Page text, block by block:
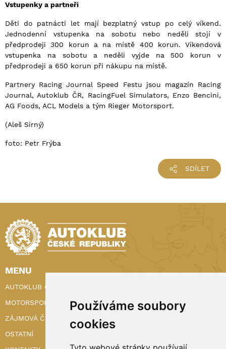
Používáme soubory
cookies
Vstupenky a partneři
Děti do patnácti let mají bezplatný vstup po celý víkend.
Jednodenní vstupenka na sobotu nebo neděli stojí v
předprodeji 300 korun a na místě 400 korun. Víkendová
vstupenka na sobotu a neděli vyjde na 500 korun v
předprodeji a 650 korun při nákupu na místě.
Partnery Racing Journal Speed Festu jsou magazín Racing
Journal, Autoklub ČR, RacingFuel Simulators, Enzo Bencini,
AG Foods, ACL Models a tým Rieger Motorsport.
(Aleš Sirný)
foto: Petr Frýba
SDÍLET
MENU
AUTOKLUB ČR
MOTORSPORT
ZÁJMOVÁ ČINNOST
OSTATNÍ